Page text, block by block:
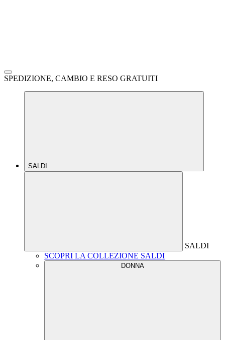
SPEDIZIONE, CAMBIO E RESO GRATUITI
SALDI
SALDI
SCOPRI LA COLLEZIONE SALDI
DONNA